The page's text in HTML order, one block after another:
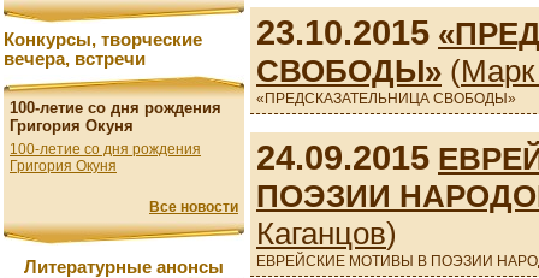
Конкурсы, творческие
вечера, встречи
100-летие со дня рождения
Григория Окуня
100-летие со дня рождения
Григория Окуня
Все новости
Литературные анонсы
23.10.2015
СВОБОДЫ» (Марк
«ПРЕДСКАЗАТЕЛЬНИЦА СВОБОДЫ»
24.09.2015
ПОЭЗИИ
Каганцов)
ЕВРЕЙСКИЕ МОТИВЫ В ПОЭЗИИ